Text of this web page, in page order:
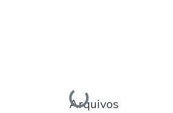
Carregando...
Arquivos